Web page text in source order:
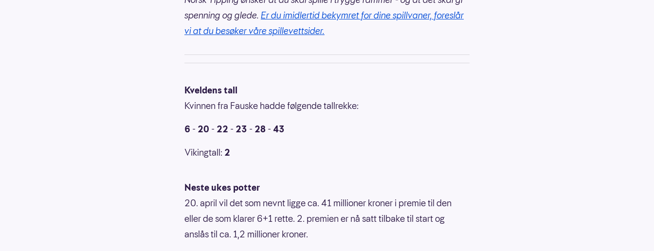
spenning og glede. Er du imidlertid bekymret for dine spillvaner, foreslår
vi at du besøker våre spillevettsider.
Kveldens tall
Kvinnen fra Fauske hadde følgende tallrekke:
6 - 20 - 22 - 23 - 28 - 43
Vikingtall: 2
Neste ukes potter
20. april vil det som nevnt ligge ca. 41 millioner kroner i premie til den
eller de som klarer 6+1 rette. 2. premien er nå satt tilbake til start og
anslås til ca. 1,2 millioner kroner.